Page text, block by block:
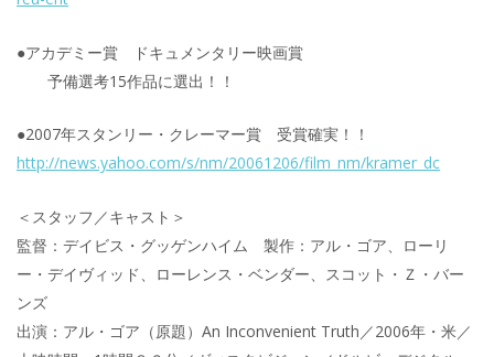
●アカデミー賞 ドキュメンタリー映画賞
予備選考15作品に選出！！
●2007年スタンリー・クレーマー賞 受賞確実！！
http://news.yahoo.com/s/nm/20061206/film_nm/kramer_dc
＜スタッフ／キャスト＞
監督：デイビス・グッゲンハイム 製作：アル・ゴア、ローリ
ー・デイヴィッド、ローレンス・ベンダー、スコット・Ｚ・バー
ンズ
出演：アル・ゴア（原題）An Inconvenient Truth／2006年・米／